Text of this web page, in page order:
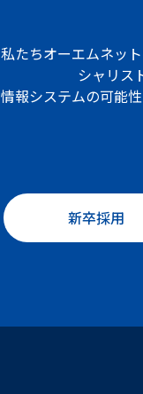
私たちオーエムネッ
シャリス
情報システムの可能性
新卒採用